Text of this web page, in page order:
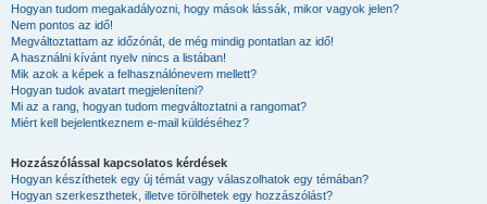
Hogyan tudom megakadályozni, hogy mások lássák, mikor vagyok jelen?
Nem pontos az idő!
Megváltoztattam az időzónát, de még mindig pontatlan az idő!
A használni kívánt nyelv nincs a listában!
Mik azok a képek a felhasználónevem mellett?
Hogyan tudok avatart megjeleníteni?
Mi az a rang, hogyan tudom megváltoztatni a rangomat?
Miért kell bejelentkeznem e-mail küldéséhez?
Hozzászólással kapcsolatos kérdések
Hogyan készíthetek egy új témát vagy válaszolhatok egy témában?
Hogyan szerkeszthetek, illetve törölhetek egy hozzászólást?